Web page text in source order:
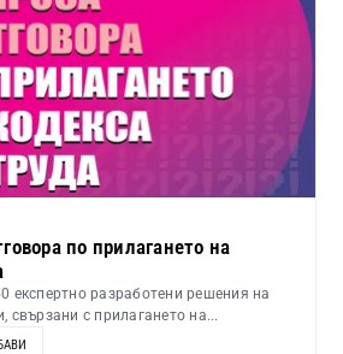
по прилагането на
експертно разработени решения на
свързани с прилагането на...